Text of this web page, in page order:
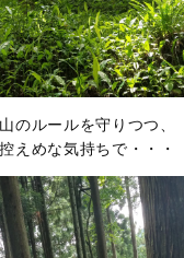
山のルールを守りつつ、
控えめな気持ちで・・・